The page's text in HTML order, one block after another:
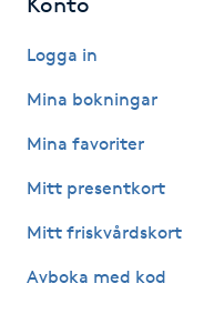
Hypnos
Hårborttagning
Hårförlängning
Logga in
Mina bokningar
Mina favoriter
Mitt presentkort
Mitt friskvårdskort
Avboka med kod